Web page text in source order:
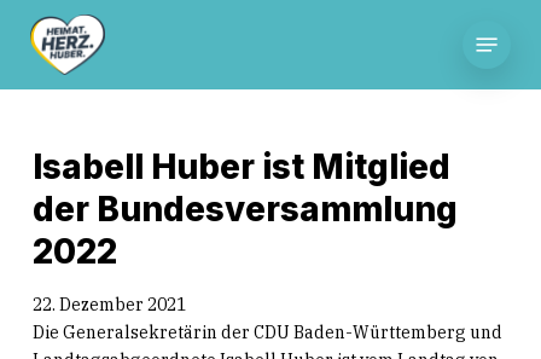
content
Isabell Huber ist Mitglied
der Bundesversammlung
2022
22. Dezember 2021
Die Generalsekretärin der CDU Baden-Württemberg und